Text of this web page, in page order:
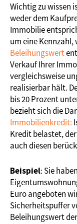
Wichtig zu wissen
weder dem
Immobilie
um eine Kennzahl,
Beleihungswert
Verkauf Ihrer
vergleichsweise
realisierbar hält.
bis 20 Prozent
bezieht sich die
Immobilienkredit:
Kredit belastet,
auch diesen
Beispiel: Sie
Euro angeboten
Sicherheitspuffer
Beleihungswert